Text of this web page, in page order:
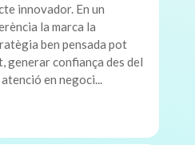
innovador. En un
la marca la
ben pensada pot
generar confiança des del
en negoci...